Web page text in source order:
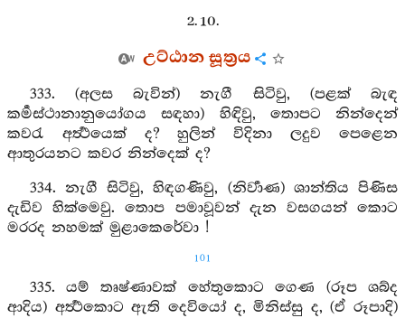
2. 10.
උට්ඨාන සූත්‍රය
333. (අලස බැවින්) නැගී සිටිවු, (පළක් බැඳ
කර්‍මස්ථානානුයෝගය සඳහා) හිඳිවු, තොපට නින්දෙන්
කවරැ අර්‍ත්‍ථයෙක් ද? හුලින් විදිනා ලදුව පෙළෙන
ආතුරයනට කවර නින්දෙක් ද?
334. නැගී සිටිවු, හිඳගණිවු, (නිර්‍වාණ) ශාන්තිය පිණිස
දැඩිව හික්මෙවු. තොප පමාවූවන් දැන වසගයන් කොට
මරරද නහමක් මුළාකෙරේවා !
101
335. යම් තෘෂ්ණාවක් හේතුකොට ගෙණ (රූප ශබ්ද
ආදිය) අර්‍ත්‍ථකොට ඇති දෙවියෝ ද, මිනිස්සු ද, (ඒ රූපාදි)